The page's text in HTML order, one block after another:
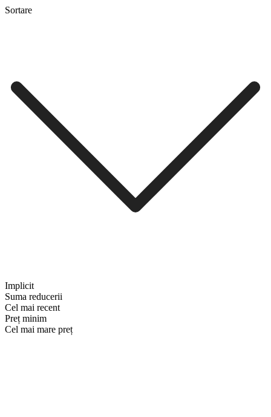
Sortare
Implicit
Suma reducerii
Cel mai recent
Preț minim
Cel mai mare preț